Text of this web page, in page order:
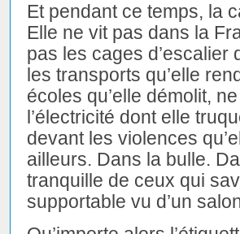
Et pendant ce temps, la
Elle ne vit pas dans la
pas les cages d’escalier
les transports qu’elle
écoles qu’elle démolit,
l’électricité dont elle
devant les violences
ailleurs. Dans la bulle.
tranquille de ceux qui
supportable vu d’un